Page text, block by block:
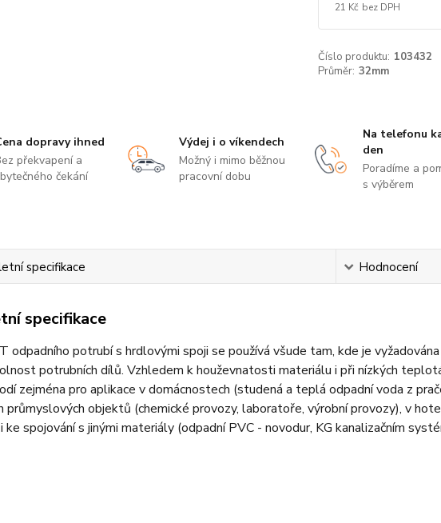
21 Kč bez DPH
Číslo produktu: 103432
Průměr: 32mm
dopravy ihned
překvapení a
čekání
Výdej i o víkendech
Možný i mimo běžnou
pracovní dobu
Na telefonu
den
Poradíme a
s výběrem
specifikace Hodnocení
specifikace
odpadního potrubí s hrdlovými spoji se používá všude tam, kde je
potrubních dílů. Vzhledem k houževnatosti materiálu i při nízkých
zejména pro aplikace v domácnostech (studená a teplá odpadní voda z
průmyslových objektů (chemické provozy, laboratoře, výrobní provozy), v
ke spojování s jinými materiály (odpadní PVC - novodur, KG kanalizačním